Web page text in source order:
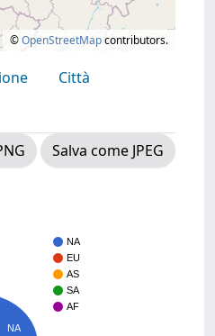
©OpenStreetMapcontributors.
Città
Salva come JPEG
NA
EU
AS
SA
AF
NA